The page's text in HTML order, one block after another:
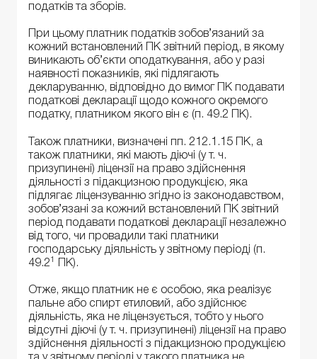
податків та зборів.
При цьому платник податків зобов’язаний за
кожний встановлений ПК звітний період, в якому
виникають об’єкти оподаткування, або у разі
наявності показників, які підлягають
декларуванню, відповідно до вимог ПК подавати
податкові декларації щодо кожного окремого
податку, платником якого він є (п. 49.2 ПК).
Також платники, визначені пп. 212.1.15 ПК, а
також платники, які мають діючі (у т. ч.
призупинені) ліцензії на право здійснення
діяльності з підакцизною продукцією, яка
підлягає ліцензуванню згідно із законодавством,
зобов’язані за кожний встановлений ПК звітний
період подавати податкові декларації незалежно
від того, чи провадили такі платники
господарську діяльність у звітному періоді (п.
49.21 ПК).
Отже, якщо платник не є особою, яка реалізує
пальне або спирт етиловий, або здійснює
діяльність, яка не ліцензується, тобто у нього
відсутні діючі (у т. ч. призупинені) ліцензії на право
здійснення діяльності з підакцизною продукцією